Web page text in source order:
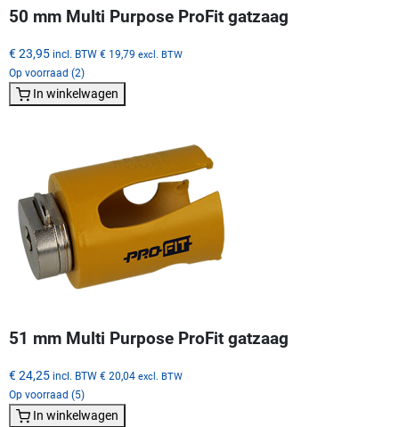
50 mm Multi Purpose ProFit gatzaag
€ 23,95 incl. BTW € 19,79 excl. BTW
Op voorraad (2)
In winkelwagen
51 mm Multi Purpose ProFit gatzaag
€ 24,25 incl. BTW € 20,04 excl. BTW
Op voorraad (5)
In winkelwagen